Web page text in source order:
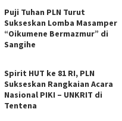
Puji Tuhan PLN Turut
Sukseskan Lomba Masamper
“Oikumene Bermazmur” di
Sangihe
Spirit HUT ke 81 RI, PLN
Sukseskan Rangkaian Acara
Nasional PIKI – UNKRIT di
Tentena